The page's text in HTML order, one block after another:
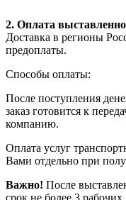
2. Оплата
Доставка в регионы
предоплаты.
Способы оплаты:
После поступления
заказ готовится к
компанию.
Оплата услуг
Вами отдельно при
Важно! После
срок не более 3